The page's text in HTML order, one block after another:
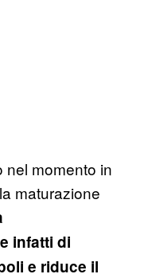
nel momento in
maturazione
infatti di
e riduce il